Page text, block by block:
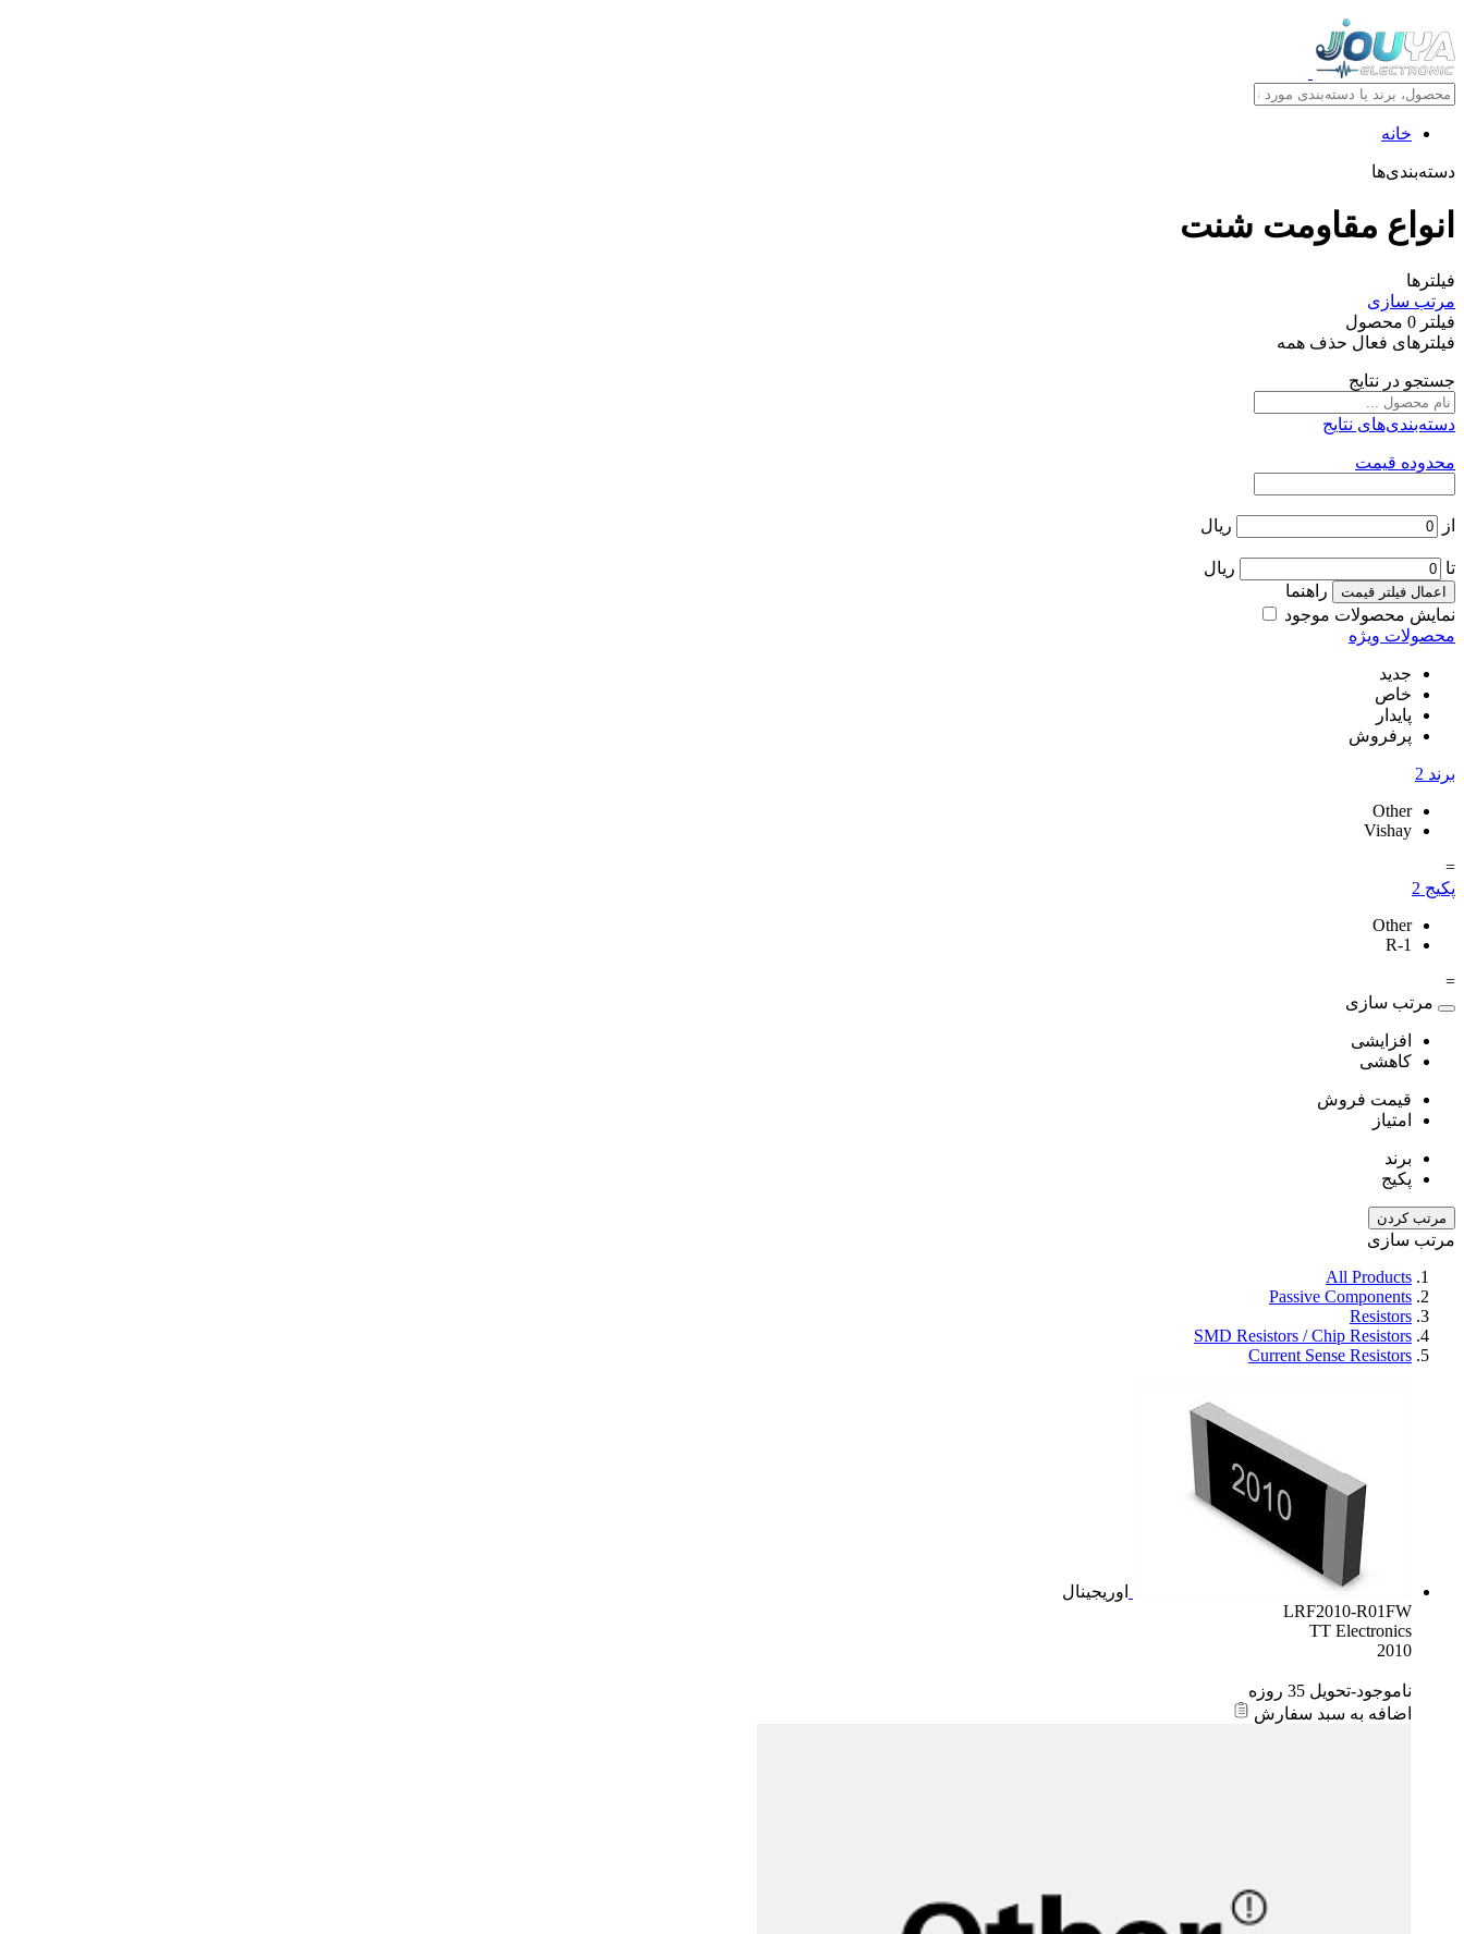
خانه
دسته‌بندی‌ها
انواع مقاومت شنت
فیلترها
مرتب سازی
فیلتر 0 محصول
فیلترهای فعال حذف همه
جستجو در نتایج
دسته‌بندی‌های نتایج
محدوده قیمت
از ریال
تا ریال
اعمال فیلتر قیمت
راهنما
نمایش محصولات موجود
محصولات ویژه
جدید
خاص
پایدار
پرفروش
برند 2
Other
Vishay
=
پکیج 2
Other
R-1
=
مرتب سازی
افزایشی
کاهشی
قیمت فروش
امتیاز
برند
پکیج
مرتب کردن
مرتب سازی
All Products
Passive Components
Resistors
SMD Resistors / Chip Resistors
Current Sense Resistors
اوریجینال
LRF2010-R01FW
TT Electronics
2010
ناموجود-تحویل 35 روزه
اضافه به سبد سفارش